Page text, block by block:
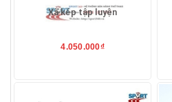
Xà kép tập luyện
4.050.000₫